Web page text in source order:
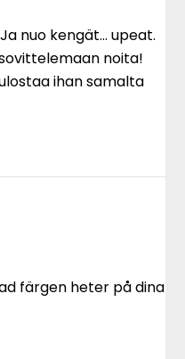
nuo kengät… upeat.
noita!
ihan samalta
färgen heter på dina